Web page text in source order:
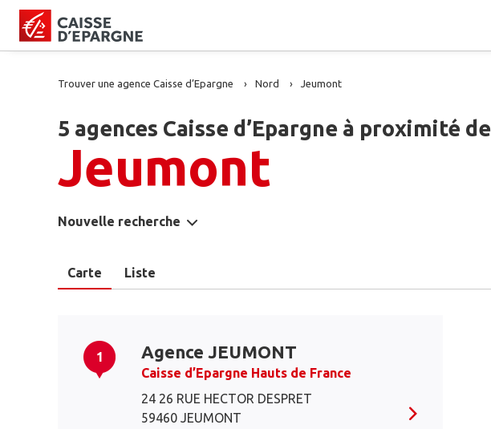
Trouver une agence Caisse d’Epargne Nord Jeumont
5 agences Caisse d’Epargne à proximité de
Jeumont
Nouvelle recherche
Carte Liste
1 Agence JEUMONT
Caisse d’Epargne Hauts de France
24 26 RUE HECTOR DESPRET
59460 JEUMONT